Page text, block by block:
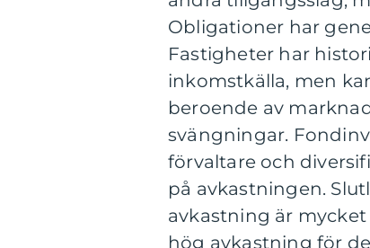
Obligationer har
Fastigheter har
inkomstkälla, men
beroende av
svängningar.
förvaltare och
på avkastningen.
avkastning är
hög avkastning för